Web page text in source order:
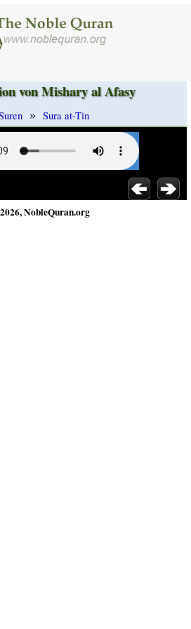
von Mishary al Afasy
» Sura at-Tin
NobleQuran.org